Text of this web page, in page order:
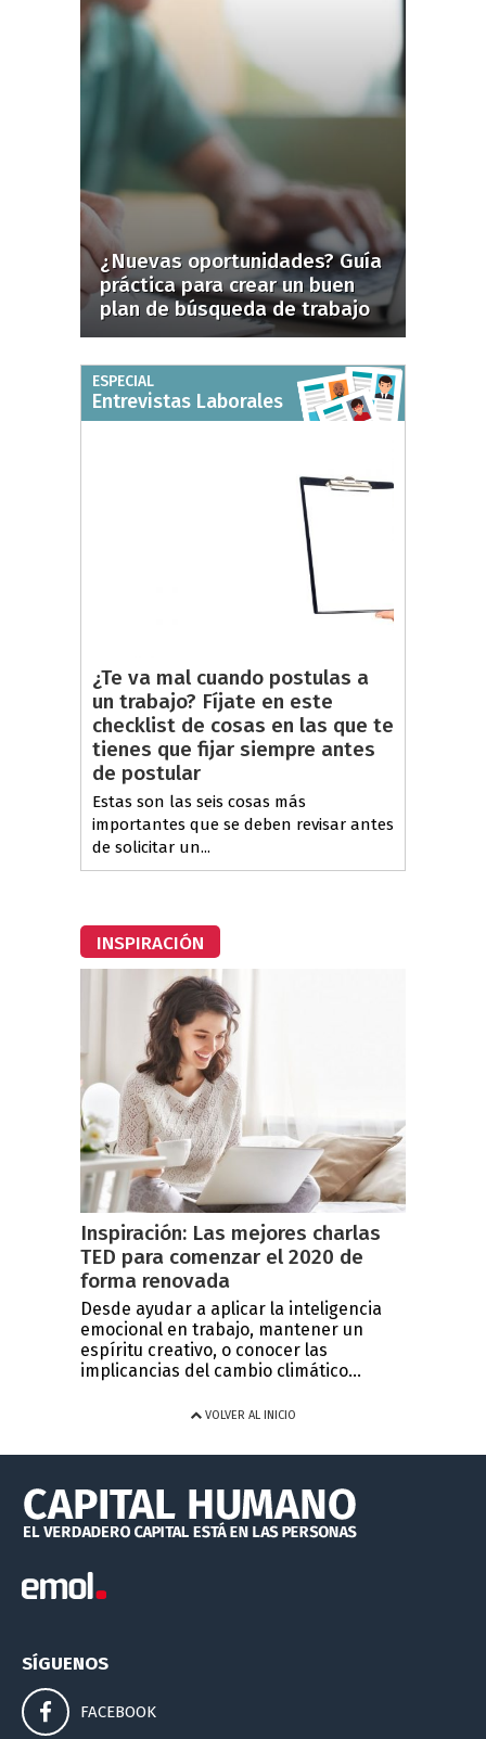
¿Nuevas oportunidades? Guía
práctica para crear un buen
plan de búsqueda de trabajo
ESPECIAL
Entrevistas Laborales
¿Te va mal cuando postulas a
un trabajo? Fíjate en este
checklist de cosas en las que te
tienes que fijar siempre antes
de postular
Estas son las seis cosas más
importantes que se deben revisar antes
de solicitar un...
INSPIRACIÓN
Inspiración: Las mejores charlas
TED para comenzar el 2020 de
forma renovada
Desde ayudar a aplicar la inteligencia
emocional en trabajo, mantener un
espíritu creativo, o conocer las
implicancias del cambio climático...
VOLVER AL INICIO
SÍGUENOS
FACEBOOK